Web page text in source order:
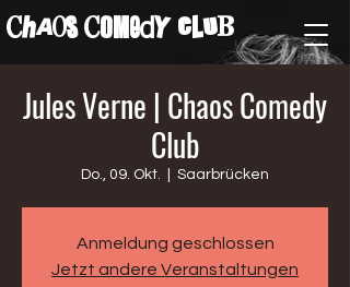
ChAos COMedY cLuB
Jules Verne | Chaos Comedy
Club
Do., 09. Okt. Saarbrücken
Anmeldung geschlossen
Jetzt andere Veranstaltungen